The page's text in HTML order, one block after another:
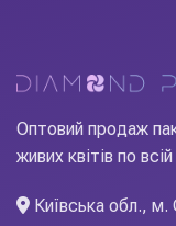
доставка Новою
Оптовий продаж
живих квітів по всій
Київська обл., м.